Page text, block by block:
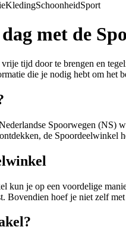
KledingSchoonheidSport
met de
tijd door te brengen en
die je nodig hebt om het
Spoorwegen (NS)
de Spoordeelwinkel
kun je op een voordelige
Bovendien hoef je niet zelf